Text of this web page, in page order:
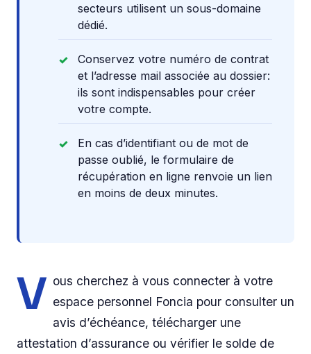
secteurs utilisent un sous-domaine
dédié.
Conservez votre numéro de contrat
et l’adresse mail associée au dossier:
ils sont indispensables pour créer
votre compte.
En cas d’identifiant ou de mot de
passe oublié, le formulaire de
récupération en ligne renvoie un lien
en moins de deux minutes.
V ous cherchez à vous connecter à votre
espace personnel Foncia pour consulter un
avis d’échéance, télécharger une
attestation d’assurance ou vérifier le solde de